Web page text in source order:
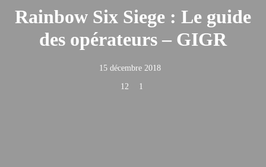
Rainbow Six Siege : Le guide
des opérateurs – GIGR
15 décembre 2018
12 1